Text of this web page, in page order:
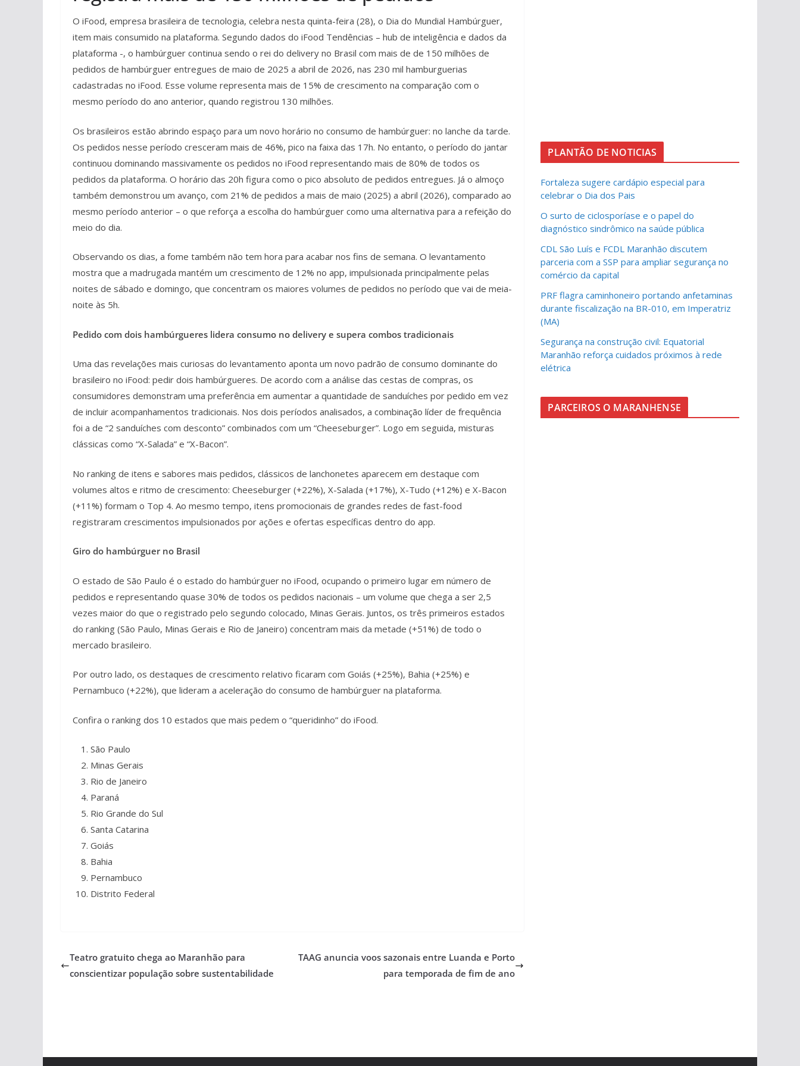
O iFood, empresa brasileira de tecnologia, celebra nesta quinta-feira (28), o Dia do Mundial Hambúrguer,
item mais consumido na plataforma. Segundo dados do iFood Tendências – hub de inteligência e dados da
plataforma -, o hambúrguer continua sendo o rei do delivery no Brasil com mais de de 150 milhões de
pedidos de hambúrguer entregues de maio de 2025 a abril de 2026, nas 230 mil hamburguerias
cadastradas no iFood. Esse volume representa mais de 15% de crescimento na comparação com o
mesmo período do ano anterior, quando registrou 130 milhões.
Os brasileiros estão abrindo espaço para um novo horário no consumo de hambúrguer: no lanche da tarde.
Os pedidos nesse período cresceram mais de 46%, pico na faixa das 17h. No entanto, o período do jantar
continuou dominando massivamente os pedidos no iFood representando mais de 80% de todos os
pedidos da plataforma. O horário das 20h figura como o pico absoluto de pedidos entregues. Já o almoço
também demonstrou um avanço, com 21% de pedidos a mais de maio (2025) a abril (2026), comparado ao
mesmo período anterior – o que reforça a escolha do hambúrguer como uma alternativa para a refeição do
meio do dia.
Observando os dias, a fome também não tem hora para acabar nos fins de semana. O levantamento
mostra que a madrugada mantém um crescimento de 12% no app, impulsionada principalmente pelas
noites de sábado e domingo, que concentram os maiores volumes de pedidos no período que vai de meia-
noite às 5h.
Pedido com dois hambúrgueres lidera consumo no delivery e supera combos tradicionais
Uma das revelações mais curiosas do levantamento aponta um novo padrão de consumo dominante do
brasileiro no iFood: pedir dois hambúrgueres. De acordo com a análise das cestas de compras, os
consumidores demonstram uma preferência em aumentar a quantidade de sanduíches por pedido em vez
de incluir acompanhamentos tradicionais. Nos dois períodos analisados, a combinação líder de frequência
foi a de “2 sanduíches com desconto” combinados com um “Cheeseburger”. Logo em seguida, misturas
clássicas como “X-Salada” e “X-Bacon”.
No ranking de itens e sabores mais pedidos, clássicos de lanchonetes aparecem em destaque com
volumes altos e ritmo de crescimento: Cheeseburger (+22%), X-Salada (+17%), X-Tudo (+12%) e X-Bacon
(+11%) formam o Top 4. Ao mesmo tempo, itens promocionais de grandes redes de fast-food
registraram crescimentos impulsionados por ações e ofertas específicas dentro do app.
Giro do hambúrguer no Brasil
O estado de São Paulo é o estado do hambúrguer no iFood, ocupando o primeiro lugar em número de
pedidos e representando quase 30% de todos os pedidos nacionais – um volume que chega a ser 2,5
vezes maior do que o registrado pelo segundo colocado, Minas Gerais. Juntos, os três primeiros estados
do ranking (São Paulo, Minas Gerais e Rio de Janeiro) concentram mais da metade (+51%) de todo o
mercado brasileiro.
Por outro lado, os destaques de crescimento relativo ficaram com Goiás (+25%), Bahia (+25%) e
Pernambuco (+22%), que lideram a aceleração do consumo de hambúrguer na plataforma.
Confira o ranking dos 10 estados que mais pedem o “queridinho” do iFood.
São Paulo
Minas Gerais
Rio de Janeiro
Paraná
Rio Grande do Sul
Santa Catarina
Goiás
Bahia
Pernambuco
Distrito Federal
Teatro gratuito chega ao Maranhão para
conscientizar população sobre sustentabilidade
TAAG anuncia voos sazonais entre Luanda e Porto
para temporada de fim de ano
PLANTÃO DE NOTICIAS
Fortaleza sugere cardápio especial para
celebrar o Dia dos Pais
O surto de ciclosporíase e o papel do
diagnóstico sindrômico na saúde pública
CDL São Luís e FCDL Maranhão discutem
parceria com a SSP para ampliar segurança no
comércio da capital
PRF flagra caminhoneiro portando anfetaminas
durante fiscalização na BR-010, em Imperatriz
(MA)
Segurança na construção civil: Equatorial
Maranhão reforça cuidados próximos à rede
elétrica
PARCEIROS O MARANHENSE